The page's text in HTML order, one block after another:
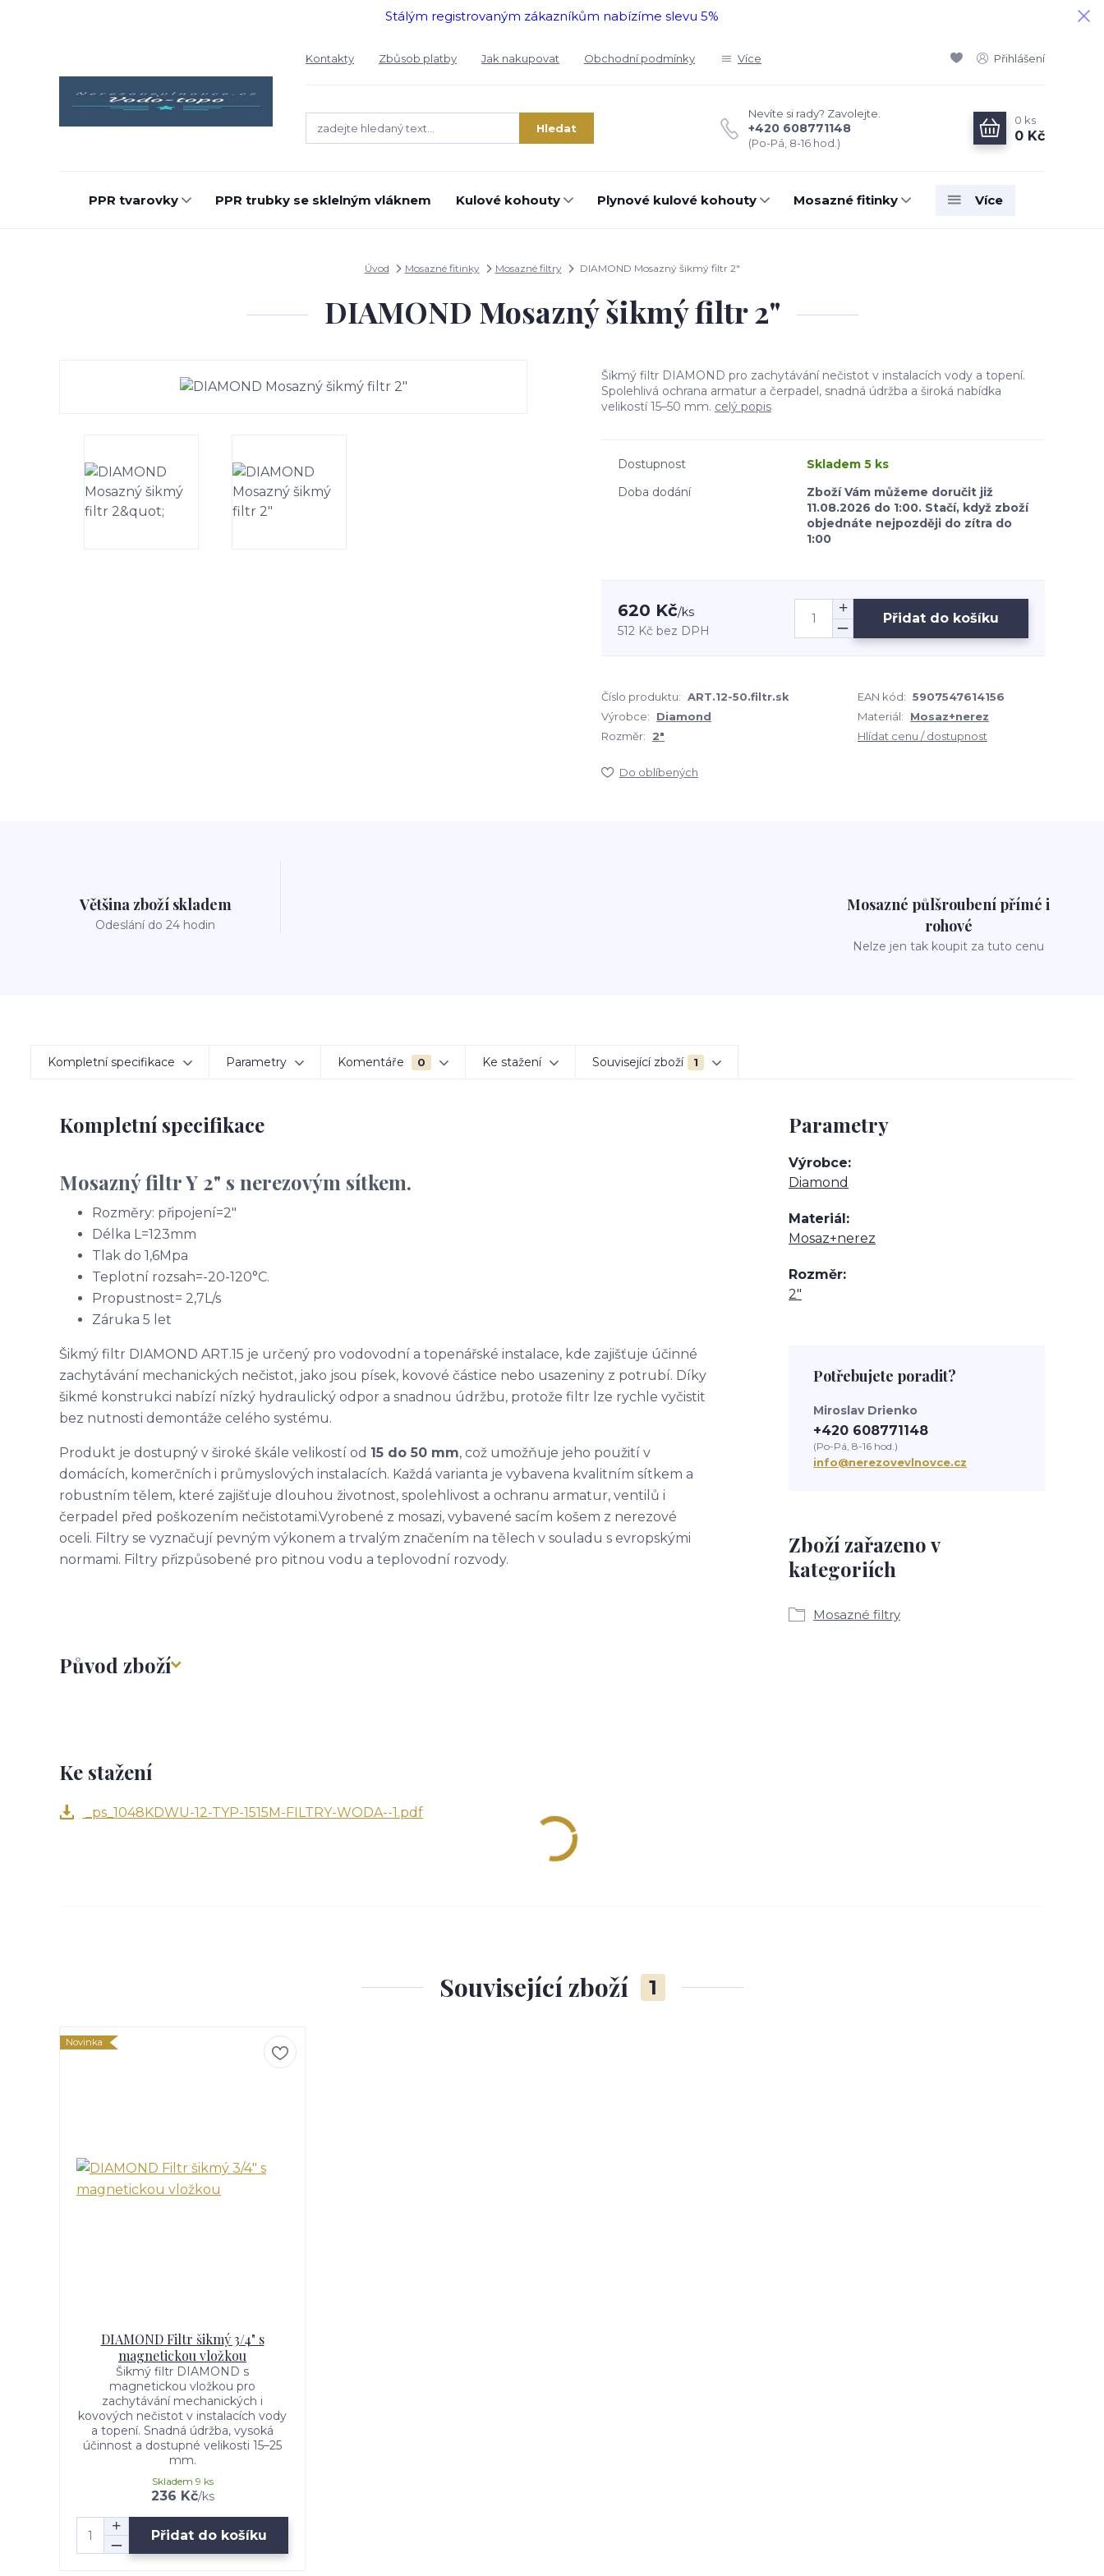
Stálým registrovaným zákazníkům nabízíme slevu 5%
Kontakty Zbůsob platby Jak nakupovat Obchodní podmínky Více Přihlášení
Hledat
Nevíte si rady? Zavolejte.
+420 608771148
(Po-Pá, 8-16 hod.)
0 ks
0 Kč
PPR tvarovky PPR trubky se sklelným vláknem Kulové kohouty Plynové kulové kohouty Mosazné fitinky Více
Úvod Mosazné fitinky Mosazné filtry DIAMOND Mosazný šikmý filtr 2"
DIAMOND Mosazný šikmý filtr 2"
Šikmý filtr DIAMOND pro zachytávání nečistot v instalacích vody a topení.
Spolehlivá ochrana armatur a čerpadel, snadná údržba a široká nabídka
velikostí 15–50 mm. celý popis
Dostupnost
Skladem 5 ks
Doba dodání
Zboží Vám můžeme doručit již
11.08.2026 do 1:00. Stačí, když zboží
objednáte nejpozději do zítra do
1:00
620 Kč/ks
512 Kč bez DPH
Přidat do košíku
Číslo produktu: ART.12-50.filtr.sk EAN kód: 5907547614156
Výrobce:
Diamond Materiál:
Mosaz+nerez
Rozměr:
2" Hlídat cenu / dostupnost
Do oblíbených
Většina zboží skladem
Odeslání do 24 hodin
Mosazné půlšroubení přímé i
rohové
Nelze jen tak koupit za tuto cenu
Kompletní specifikace Parametry Komentáře 0 Ke stažení Související zboží 1
Kompletní specifikace
Mosazný filtr Y 2" s nerezovým sítkem.
Rozměry: připojení=2"
Délka L=123mm
Tlak do 1,6Mpa
Teplotní rozsah=-20-120°C.
Propustnost= 2,7L/s
Záruka 5 let
Šikmý filtr DIAMOND ART.15 je určený pro vodovodní a topenářské instalace, kde zajišťuje účinné
zachytávání mechanických nečistot, jako jsou písek, kovové částice nebo usazeniny z potrubí. Díky
šikmé konstrukci nabízí nízký hydraulický odpor a snadnou údržbu, protože filtr lze rychle vyčistit
bez nutnosti demontáže celého systému.
Produkt je dostupný v široké škále velikostí od 15 do 50 mm, což umožňuje jeho použití v
domácích, komerčních i průmyslových instalacích. Každá varianta je vybavena kvalitním sítkem a
robustním tělem, které zajišťuje dlouhou životnost, spolehlivost a ochranu armatur, ventilů i
čerpadel před poškozením nečistotami.Vyrobené z mosazi, vybavené sacím košem z nerezové
oceli. Filtry se vyznačují pevným výkonem a trvalým značením na tělech v souladu s evropskými
normami. Filtry přizpůsobené pro pitnou vodu a teplovodní rozvody.
Původ zboží
Parametry
Výrobce
Diamond
Materiál
Mosaz+nerez
Rozměr
2"
Zboží zařazeno v
kategoriích
Mosazné filtry
Potřebujete poradit?
Miroslav Drienko
+420 608771148
(Po-Pá, 8-16 hod.)
info@nerezovevlnovce.cz
Ke stažení
_ps_1048KDWU-12-TYP-1515M-FILTRY-WODA--1.pdf
Související zboží 1
Novinka
DIAMOND Filtr šikmý 3/4" s
magnetickou vložkou
Šikmý filtr DIAMOND s
magnetickou vložkou pro
zachytávání mechanických i
kovových nečistot v instalacích vody
a topení. Snadná údržba, vysoká
účinnost a dostupné velikosti 15–25
mm.
236 Kč/ks
Skladem 9 ks
Přidat do košíku